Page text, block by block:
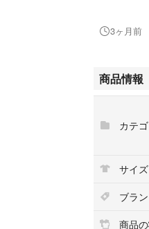
がほとんど
内部状態は
※当商品は
殺菌処理
証面で安心
＜商品説明
ブランド：
3ヶ月前
商品情報
カテ
サイズ
ブラ
商品